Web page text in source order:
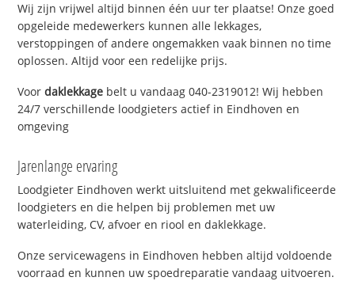
Wij zijn vrijwel altijd binnen één uur ter plaatse! Onze goed
opgeleide medewerkers kunnen alle lekkages,
verstoppingen of andere ongemakken vaak binnen no time
oplossen. Altijd voor een redelijke prijs.
Voordaklekkage belt u vandaag 040-2319012! Wij hebben
24/7 verschillende loodgieters actief in Eindhoven en
omgeving
Jarenlange ervaring
Loodgieter Eindhoven werkt uitsluitend met gekwalificeerde
loodgieters en die helpen bij problemen met uw
waterleiding, CV, afvoer en riool en daklekkage.
Onze servicewagens in Eindhoven hebben altijd voldoende
voorraad en kunnen uw spoedreparatie vandaag uitvoeren.